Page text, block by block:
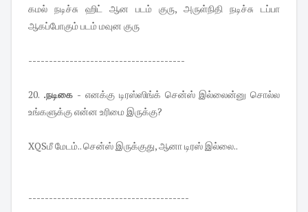
கமல் நடிச்சு ஹிட் ஆன படம் குரு, அருள்நிதி நடிச்சு டப்பா
ஆகப்போகும் படம் மவுன குரு
--------------------------------------
20. .நடிகை - எனக்கு டிரஸ்ஸிங்க் சென்ஸ் இல்லைன்னு சொல்ல
உங்களுக்கு என்ன உரிமை இருக்கு?
XQSமீ மேடம்.. சென்ஸ் இருக்குது, ஆனா டிரஸ் இல்லை..
---------------------------------------